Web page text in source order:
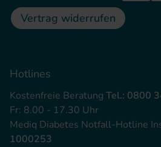
Vertrag widerrufen
Hotlines
Kostenfreie Beratung Tel.: 0800
Fr: 8.00 - 17.30 Uhr
Mediq Diabetes Notfall-Hotline
1000253